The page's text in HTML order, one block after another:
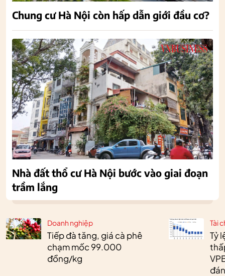
Doanh nghiệp
Tiếp đà tăng, giá cà phê
chạm mốc 99.000
đồng/kg
Tài
Tỷ
Chung cư Hà Nội còn hấp dẫn giới đầu cơ?
Nhà đất thổ cư Hà Nội bước vào giai đoạn
trầm lắng